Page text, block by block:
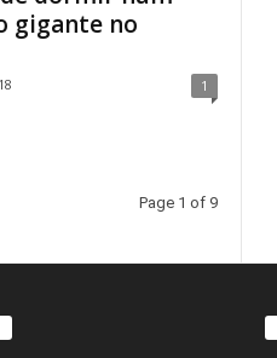
gigante no
1
Page 1 of 9